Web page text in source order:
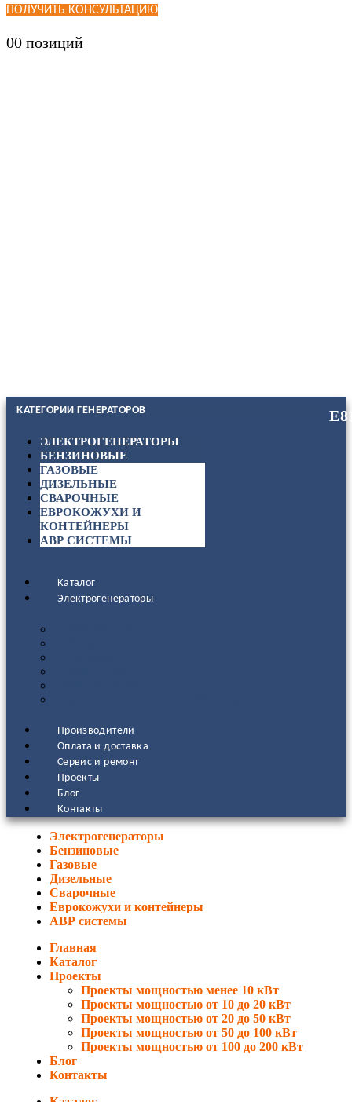
ПОЛУЧИТЬ КОНСУЛЬТАЦИЮ
00 позиций
КАТЕГОРИИ ГЕНЕРАТОРОВ
ЭЛЕКТРОГЕНЕРАТОРЫ
БЕНЗИНОВЫЕ
ГАЗОВЫЕ
ДИЗЕЛЬНЫЕ
СВАРОЧНЫЕ
ЕВРОКОЖУХИ И
КОНТЕЙНЕРЫ
АВР СИСТЕМЫ
Каталог
Электрогенераторы
Производители
Оплата и доставка
Сервис и ремонт
Проекты
Блог
Контакты
Электрогенераторы
Бензиновые
Газовые
Дизельные
Сварочные
Еврокожухи и контейнеры
АВР системы
Главная
Каталог
Проекты
Проекты мощностью менее 10 кВт
Проекты мощностью от 10 до 20 кВт
Проекты мощностью от 20 до 50 кВт
Проекты мощностью от 50 до 100 кВт
Проекты мощностью от 100 до 200 кВт
Блог
Контакты